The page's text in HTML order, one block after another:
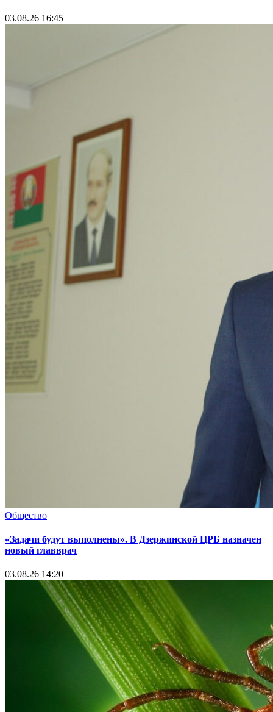
03.08.26 16:45
Общество
«Задачи будут выполнены». В Дзержинской ЦРБ назначен
новый главврач
03.08.26 14:20